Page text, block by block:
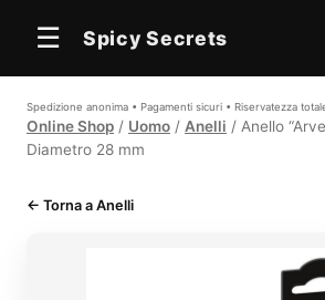
☰ Spicy Secrets
Spedizione anonima • Pagamenti sicuri • Riservatezza
Online Shop / Uomo / Anelli / Anello
Diametro 28 mm
← Torna a Anelli